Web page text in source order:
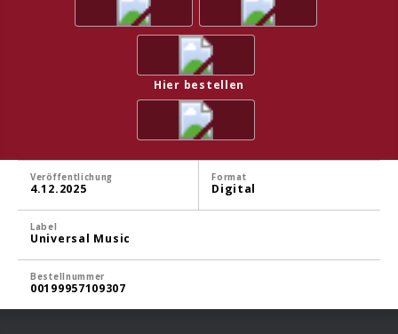
Hier bestellen
Veröffentlichung
4.12.2025
Format
Digital
Label
Universal Music
Bestellnummer
00199957109307